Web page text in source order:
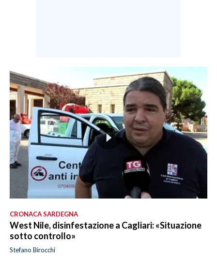
CRONACA SARDEGNA
West Nile, disinfestazione a Cagliari: «Situazione
sotto controllo»
Stefano Birocchi